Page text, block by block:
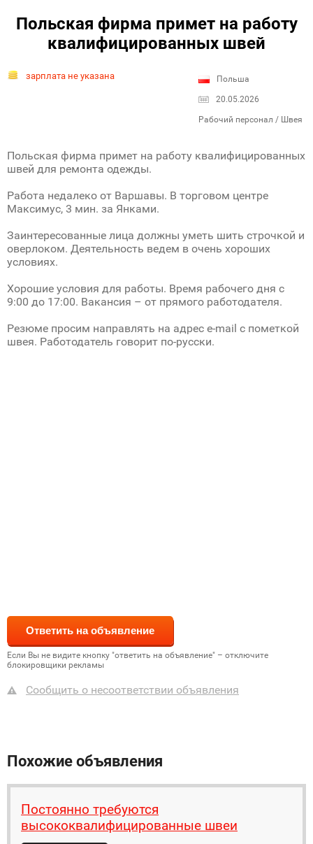
Польская фирма примет на работу
квалифицированных швей
зарплата не указана Польша
20.05.2026
Рабочий персонал / Швея
Польская фирма примет на работу квалифицированных
швей для ремонта одежды.
Работа недалеко от Варшавы. В торговом центре
Максимус, 3 мин. за Янками.
Заинтересованные лица должны уметь шить строчкой и
оверлоком. Деятельность ведем в очень хороших
условиях.
Хорошие условия для работы. Время рабочего дня с
9:00 до 17:00. Вакансия – от прямого работодателя.
Резюме просим направлять на адрес e-mail с пометкой
швея. Работодатель говорит по-русски.
Если Вы не видите кнопку "ответить на объявление" – отключите
блокировщики рекламы
Сообщить о несоответствии объявления
Похожие объявления
Постоянно требуются
высококвалифицированные швеи